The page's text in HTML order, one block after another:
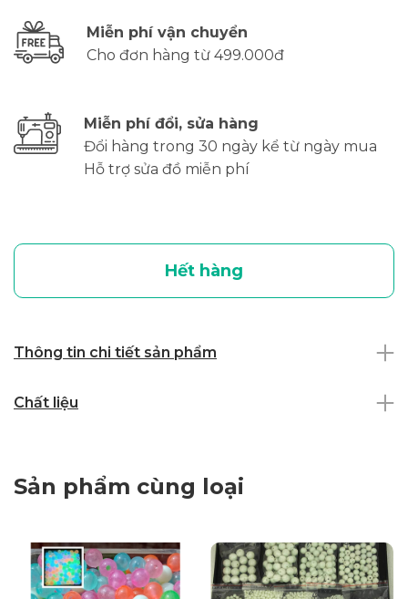
Miễn phí vận chuyển
Cho đơn hàng từ 499.000đ
Miễn phí đổi, sửa hàng
Đổi hàng trong 30 ngày kể từ ngày mua
Hỗ trợ sửa đồ miễn phí
Hết hàng
Thông tin chi tiết sản phẩm
Chất liệu
Sản phẩm cùng loại